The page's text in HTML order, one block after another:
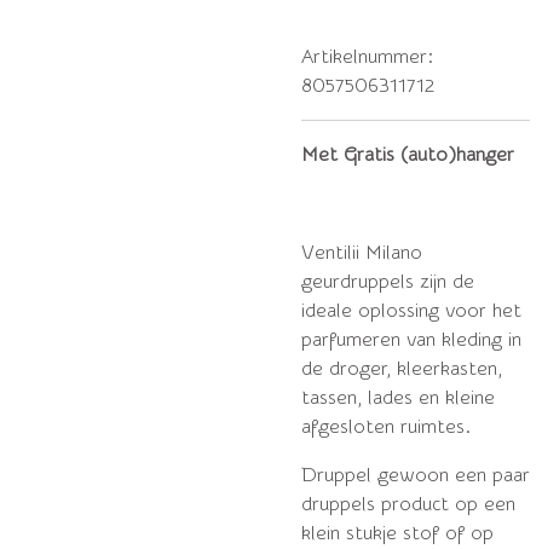
Artikelnummer:
8057506311712
Met Gratis (auto)hanger
Ventilii Milano
geurdruppels zijn de
ideale oplossing voor het
parfumeren van kleding in
de droger, kleerkasten,
tassen, lades en kleine
afgesloten ruimtes.
Druppel gewoon een paar
druppels product op een
klein stukje stof of op